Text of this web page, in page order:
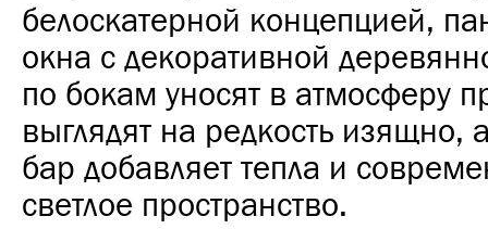
белоскатерной концепцией,
окна с декоративной
по бокам уносят в атмосферу
выглядят на редкость изящно,
бар добавляет тепла и
светлое пространство.